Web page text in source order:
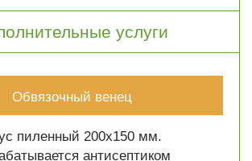
услуги
Обвязочный венец
пиленный 200х150 мм.
антисептиком